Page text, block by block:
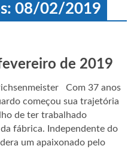
08/02/2019
de 2019
Com 37 anos
começou sua trajetória
de ter trabalhado
fábrica. Independente do
um apaixonado pelo